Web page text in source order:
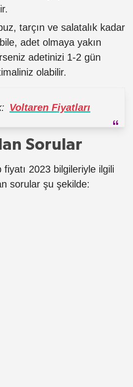
tarçın ve salatalık kadar
adet olmaya yakın
adetinizi 1-2 gün
olabilir.
Voltaren Fiyatları
Sorular
2023 bilgileriyle ilgili
sorular şu şekilde: